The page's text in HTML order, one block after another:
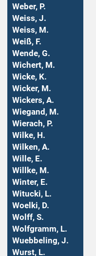
Weber, P.
Weiss, J.
Weiss, M.
Weiß, F.
Wende, G.
Wichert, M.
Wicke, K.
Wicker, M.
Wickers, A.
Wiegand, M.
Wierach, P.
Wilke, H.
Wilken, A.
Wille, E.
Willke, M.
Winter, E.
Witucki, L.
Woelki, D.
Wolff, S.
Wolfgramm, L.
Wuebbeling, J.
Wurst, L.